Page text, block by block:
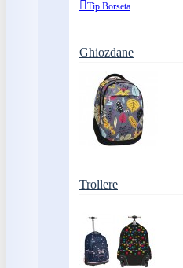
Tip Borseta
Ghiozdane
Trollere